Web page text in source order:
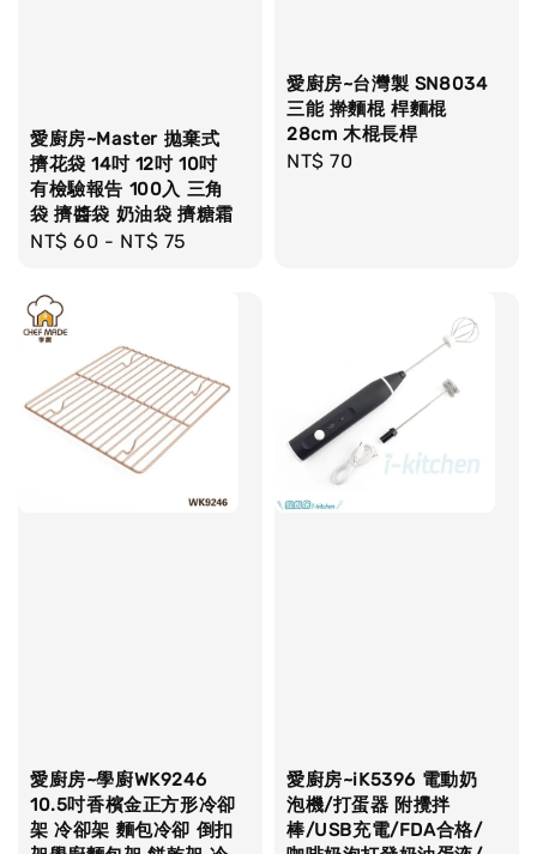
愛廚房~Master 拋棄式
擠花袋 14吋 12吋 10吋
有檢驗報告 100入 三角
袋 擠醬袋 奶油袋 擠糖霜
Regular
NT$ 60 - NT$ 75
愛廚房~台灣製 SN8034
三能 擀麵棍 桿麵棍
28cm 木棍長桿
Regular
NT$ 70
愛廚房~學廚WK9246
10.5吋香檳金正方形冷卻
架 冷卻架 麵包冷卻 倒扣
愛廚房~iK5396 電動奶
泡機/打蛋器 附攪拌
棒/USB充電/FDA合格/